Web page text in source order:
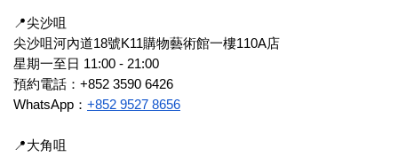
📍尖沙咀
尖沙咀河內道18號K11購物藝術館一樓110A店
星期一至日 11:00 - 21:00
預約電話：+852 3590 6426
WhatsApp： +852 9527 8656
📍大角咀